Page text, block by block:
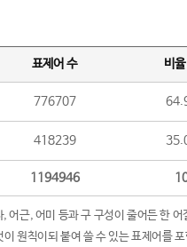
표제어 수 비
776707
418239
1194946
근, 어미 등과 구 구성이 줄어든 한 어
원칙이되 붙여 쓸 수 있는 표제어를